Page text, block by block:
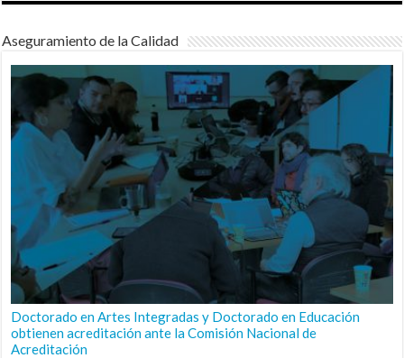
Aseguramiento de la Calidad
Doctorado en Artes Integradas y Doctorado en Educación
obtienen acreditación ante la Comisión Nacional de
Acreditación